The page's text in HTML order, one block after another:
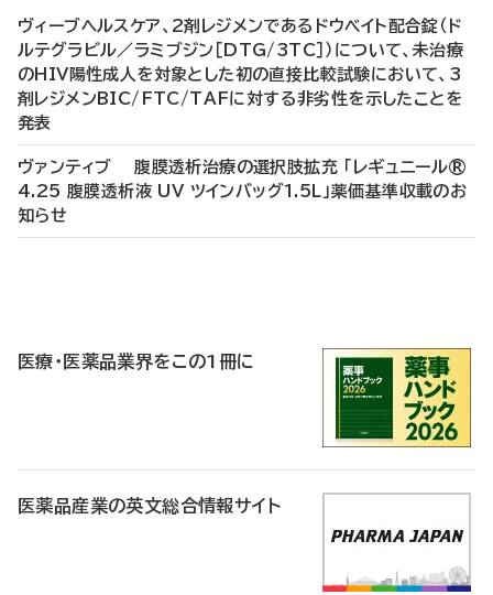
ヴィーブヘルスケア、2剤レジメンであるドウベイト配合錠（ド
ルテグラビル／ラミブジン［DTG/3TC］）について、未治療
のHIV陽性成人を対象とした初の直接比較試験において、3
剤レジメンBIC/FTC/TAFに対する非劣性を示したことを
発表
ヴァンティブ 腹膜透析治療の選択肢拡充 「レギュニール®
4.25 腹膜透析液 UV ツインバッグ1.5L」薬価基準収載のお
知らせ
医療・医薬品業界をこの1冊に
医薬品産業の英文総合情報サイト